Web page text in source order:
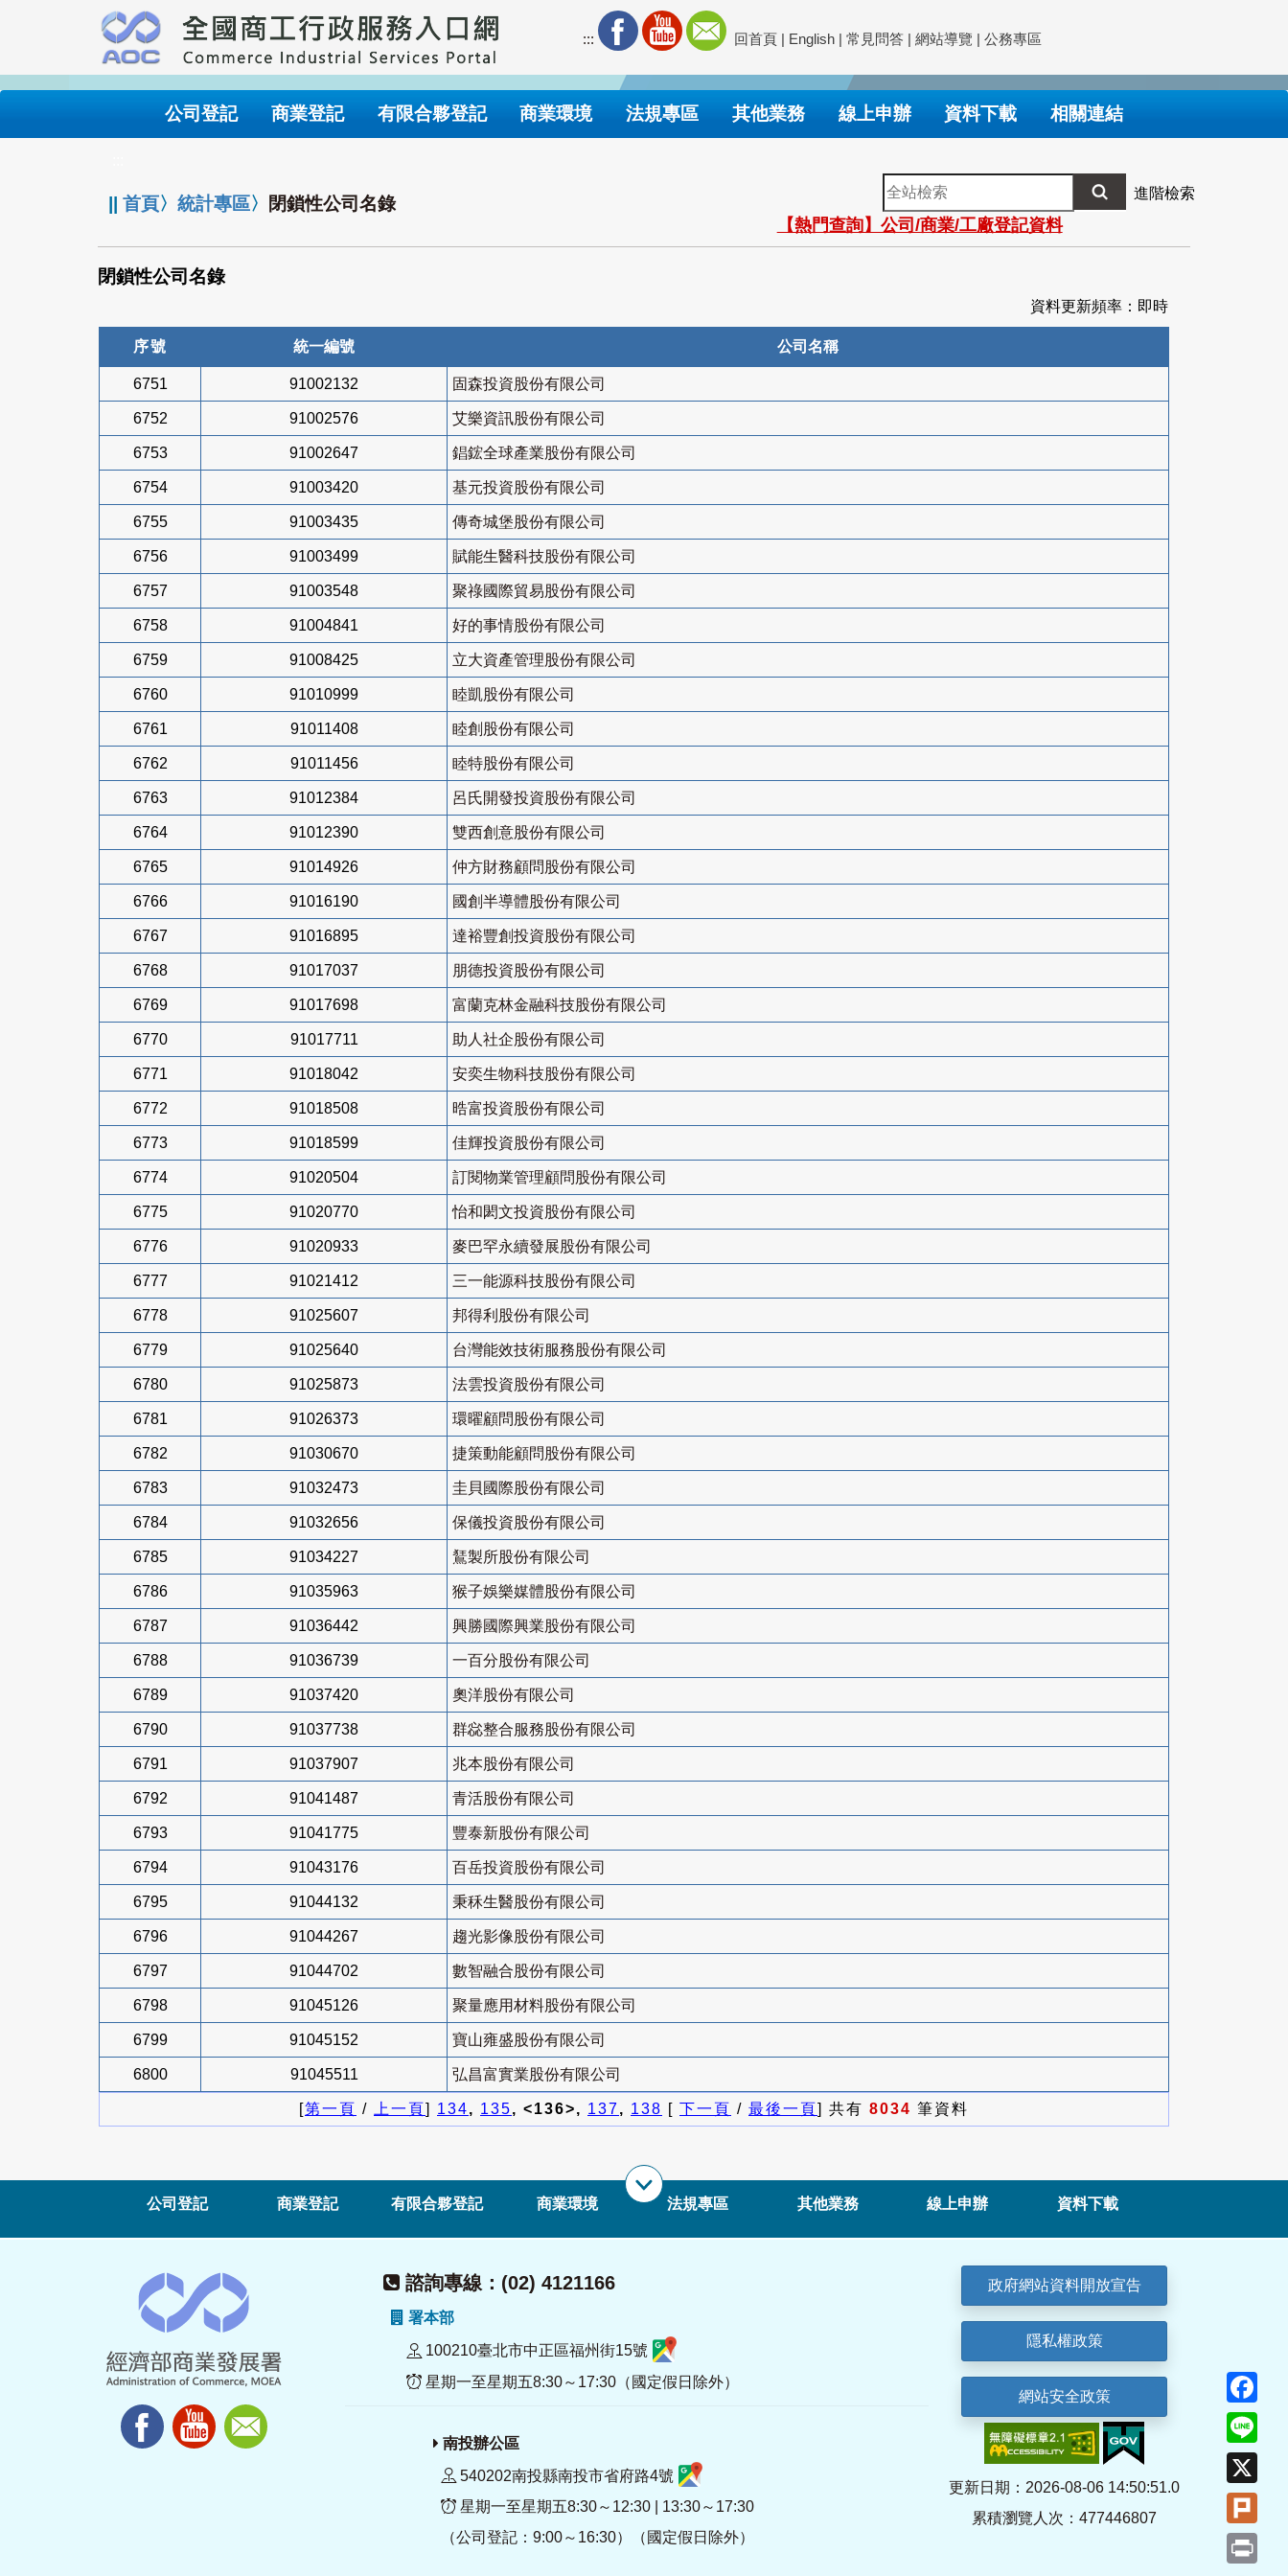
要
內
::: 回首頁 | English | 常見問答 | 網站導覽 | 公務專區
公司登記 商業登記 有限合夥登記 商業環境 法規專區 其他業務 線上申辦 資料下載 相關連結
||首頁〉統計專區〉 閉鎖性公司名錄
全
站
檢
索
進階檢索
【熱門查詢】公司/商業/工廠登記資料
閉鎖性公司名錄
資料更新頻率：即時
序號 統一編號 公司名稱
6751 91002132 固森投資股份有限公司
6752 91002576 艾樂資訊股份有限公司
6753 91002647 錩鋐全球產業股份有限公司
6754 91003420 基元投資股份有限公司
6755 91003435 傳奇城堡股份有限公司
6756 91003499 賦能生醫科技股份有限公司
6757 91003548 聚祿國際貿易股份有限公司
6758 91004841 好的事情股份有限公司
6759 91008425 立大資產管理股份有限公司
6760 91010999 睦凱股份有限公司
6761 91011408 睦創股份有限公司
6762 91011456 睦特股份有限公司
6763 91012384 呂氏開發投資股份有限公司
6764 91012390 雙西創意股份有限公司
6765 91014926 仲方財務顧問股份有限公司
6766 91016190 國創半導體股份有限公司
6767 91016895 達裕豐創投資股份有限公司
6768 91017037 朋德投資股份有限公司
6769 91017698 富蘭克林金融科技股份有限公司
6770 91017711 助人社企股份有限公司
6771 91018042 安奕生物科技股份有限公司
6772 91018508 晧富投資股份有限公司
6773 91018599 佳輝投資股份有限公司
6774 91020504 訂閱物業管理顧問股份有限公司
6775 91020770 怡和閎文投資股份有限公司
6776 91020933 麥巴罕永續發展股份有限公司
6777 91021412 三一能源科技股份有限公司
6778 91025607 邦得利股份有限公司
6779 91025640 台灣能效技術服務股份有限公司
6780 91025873 法雲投資股份有限公司
6781 91026373 環曜顧問股份有限公司
6782 91030670 捷策動能顧問股份有限公司
6783 91032473 圭貝國際股份有限公司
6784 91032656 保儀投資股份有限公司
6785 91034227 鵟製所股份有限公司
6786 91035963 猴子娛樂媒體股份有限公司
6787 91036442 興勝國際興業股份有限公司
6788 91036739 一百分股份有限公司
6789 91037420 奧洋股份有限公司
6790 91037738 群惢整合服務股份有限公司
6791 91037907 兆本股份有限公司
6792 91041487 青活股份有限公司
6793 91041775 豐泰新股份有限公司
6794 91043176 百岳投資股份有限公司
6795 91044132 秉秝生醫股份有限公司
6796 91044267 趨光影像股份有限公司
6797 91044702 數智融合股份有限公司
6798 91045126 聚量應用材料股份有限公司
6799 91045152 寶山雍盛股份有限公司
6800 91045511 弘昌富實業股份有限公司
[第一頁 / 上一頁] 134, 135, <136>, 137, 138 [ 下一頁 / 最後一頁] 共有 8034 筆資料
公司登記 商業登記 有限合夥登記 商業環境 法規專區 其他業務 線上申辦 資料下載
諮詢專線：(02) 4121166
署本部
100210臺北市中正區福州街15號
星期一至星期五8:30～17:30（國定假日除外）
南投辦公區
540202南投縣南投市省府路4號
星期一至星期五8:30～12:30 | 13:30～17:30
（公司登記：9:00～16:30）（國定假日除外）
政府網站資料開放宣告
隱私權政策
網站安全政策
更新日期：2026-08-06 14:50:51.0
累積瀏覽人次：477446807